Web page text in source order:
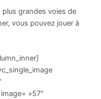
plus grandes voies de
vous pouvez jouer à
»57″